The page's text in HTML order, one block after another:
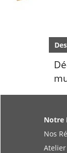
Notre
Nos